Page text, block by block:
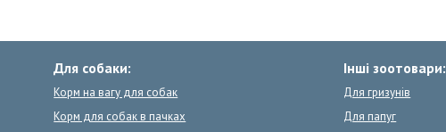
Для собаки:
Корм на вагу для собак
Корм для собак в пачках
Інші зоотовари:
Для гризунів
Для папуг